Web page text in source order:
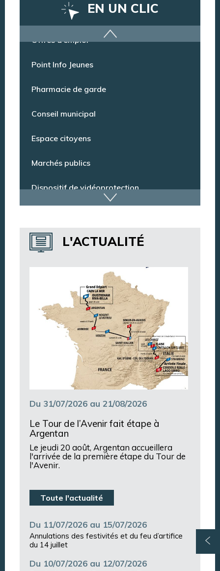
EN UN CLIC
Dispositif de vidéoprotection
Annuaire des services
Annuaire des associations
Argentan Aujourd’hui
L'ACTUALITÉ
Du 31/07/2026 au 21/08/2026
Le Tour de l’Avenir fait étape à
Argentan
Le jeudi 20 août, Argentan accueillera
l'arrivée de la première étape du Tour de
l'Avenir.
Toute l'actualité
Du 11/07/2026 au 15/07/2026
Annulations des festivités et du feu d’artifice
du 14 juillet
Du 10/07/2026 au 12/07/2026